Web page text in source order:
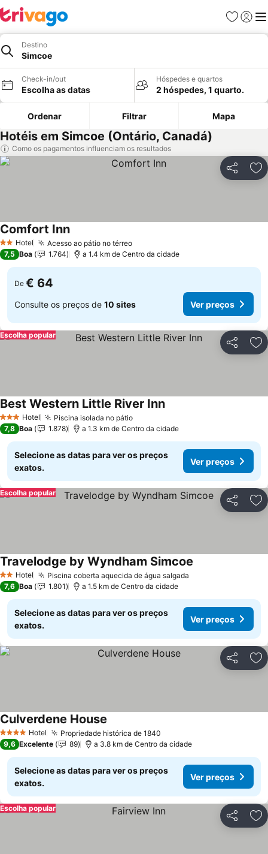
Favoritos
Iniciar
Destino
Simcoe
Check-in/out
Escolha as datas
Hóspedes e quartos
2 hóspedes, 1 quarto.
Ordenar Filtrar Mapa
Hotéis em Simcoe (Ontário, Canadá)
Como os pagamentos influenciam os resultados
Partilhar
2 Estrelas
Hotel Acesso ao pátio no térreoVer preços
Comfort InnVer preços
7,5 Boa 1.764 a 1.4 km de Centro da cidade
De € 64
Consulte os preços de 10 sites Ver preços
Partilhar
Escolha popular
3 EstrelasHotel Piscina isolada no pátioVer preços
Best Western Little River InnVer preços
7,8 Boa 1.878 a 1.3 km de Centro da cidade
Selecione as datas para ver os preços
exatos.
Ver preços
Partilhar
Escolha popular
2 Estrelas
Hotel Piscina coberta aquecida de água salgada
Travelodge by Wyndham Simcoe
7,6 Boa 1.801 a 1.5 km de Centro da cidade
Selecione as datas para ver os preços
exatos.
Ver preços
Partilhar
4 EstrelasHotel Propriedade histórica de 1840
Culverdene House
9,6 Excelente 89 a 3.8 km de Centro da cidade
Selecione as datas para ver os preços
exatos.
Ver preços
Partilhar
Escolha popular